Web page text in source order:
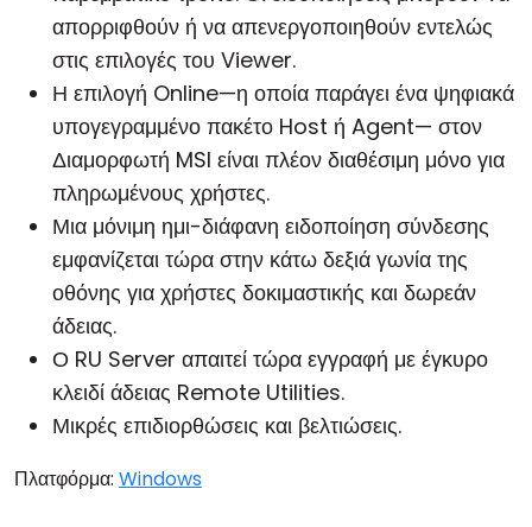
απορριφθούν ή να απενεργοποιηθούν εντελώς
στις επιλογές του Viewer.
Η επιλογή Online—η οποία παράγει ένα ψηφιακά
υπογεγραμμένο πακέτο Host ή Agent— στον
Διαμορφωτή MSI είναι πλέον διαθέσιμη μόνο για
πληρωμένους χρήστες.
Μια μόνιμη ημι-διάφανη ειδοποίηση σύνδεσης
εμφανίζεται τώρα στην κάτω δεξιά γωνία της
οθόνης για χρήστες δοκιμαστικής και δωρεάν
άδειας.
Ο RU Server απαιτεί τώρα εγγραφή με έγκυρο
κλειδί άδειας Remote Utilities.
Μικρές επιδιορθώσεις και βελτιώσεις.
Πλατφόρμα: Windows